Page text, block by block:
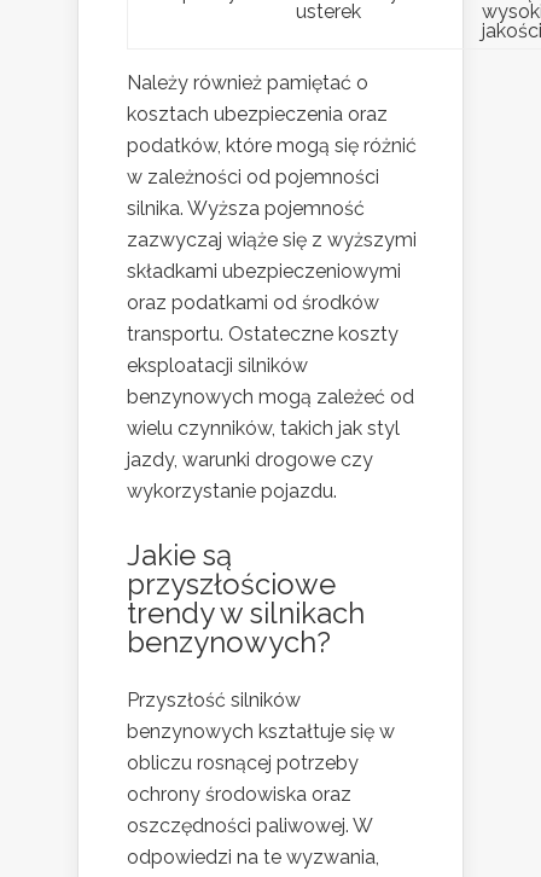
usterek
jakości
Należy również pamiętać o
kosztach ubezpieczenia oraz
podatków, które mogą się różnić
w zależności od pojemności
silnika. Wyższa pojemność
zazwyczaj wiąże się z wyższymi
składkami ubezpieczeniowymi
oraz podatkami od środków
transportu. Ostateczne koszty
eksploatacji silników
benzynowych mogą zależeć od
wielu czynników, takich jak styl
jazdy, warunki drogowe czy
wykorzystanie pojazdu.
Jakie są
przyszłościowe
trendy w silnikach
benzynowych?
Przyszłość silników
benzynowych kształtuje się w
obliczu rosnącej potrzeby
ochrony środowiska oraz
oszczędności paliwowej. W
odpowiedzi na te wyzwania,